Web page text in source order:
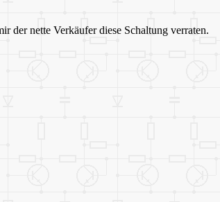
der nette Verkäufer diese Schaltung verraten.